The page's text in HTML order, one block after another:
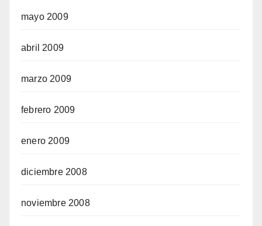
mayo 2009
abril 2009
marzo 2009
febrero 2009
enero 2009
diciembre 2008
noviembre 2008